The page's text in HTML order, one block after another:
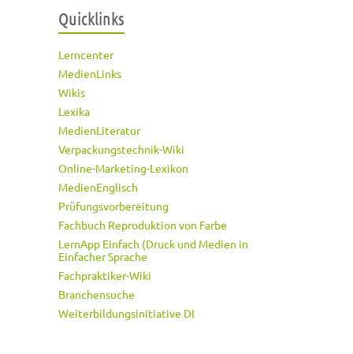
Quicklinks
Lerncenter
MedienLinks
Wikis
Lexika
MedienLiteratur
Verpackungstechnik-Wiki
Online-Marketing-Lexikon
MedienEnglisch
Prüfungsvorbereitung
Fachbuch Reproduktion von Farbe
LernApp Einfach (Druck und Medien in
Einfacher Sprache
Fachpraktiker-Wiki
Branchensuche
Weiterbildungsinitiative DI